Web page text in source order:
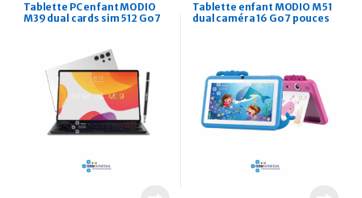
Tablette PC enfant MODIO
M39 dual cards sim 512 Go 7
Tablette enfant MODIO M51
dual caméra 16 Go 7 pouces